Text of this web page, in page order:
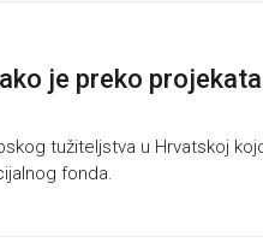
je preko
tužiteljstva u Hrvatskoj
fonda.